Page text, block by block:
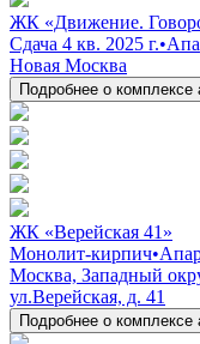
ЖК «Движение.
Сдача 4 кв. 2025 г.•
Новая Москва
Подробнее о комплексе
ЖК «Верейская 41»
Монолит-кирпич•
Москва, Западный
ул.Верейская, д. 41
Подробнее о комплексе